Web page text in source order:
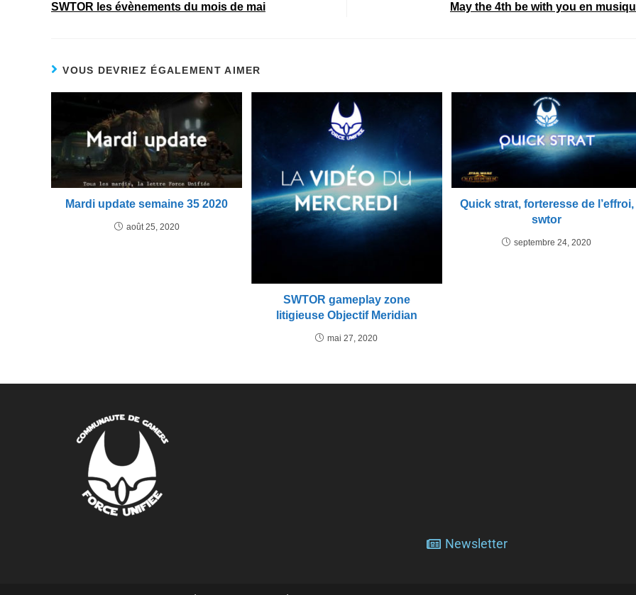
SWTOR les évènements du mois de mai May the 4th be with you en
VOUS DEVRIEZ ÉGALEMENT AIMER
Mardi update semaine 35 2020
août 25, 2020
SWTOR gameplay zone
litigieuse Objectif Meridian
mai 27, 2020
Quick strat, forteresse de l’effroi,
swtor
septembre 24, 2020
Newsletter